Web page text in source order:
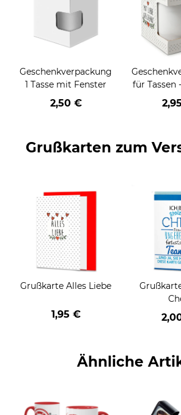
Geschenkverpackung
1 Tasse mit Fenster
2,50 €
für Tassen
Grußkarten zum
Grußkarte Alles Liebe
1,95 €
Ähnliche